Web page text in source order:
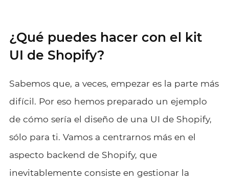
¿Qué puedes hacer con el kit
UI de Shopify?
Sabemos que, a veces, empezar es la parte más
difícil. Por eso hemos preparado un ejemplo
de cómo sería el diseño de una UI de Shopify,
sólo para ti. Vamos a centrarnos más en el
aspecto backend de Shopify, que
inevitablemente consiste en gestionar la